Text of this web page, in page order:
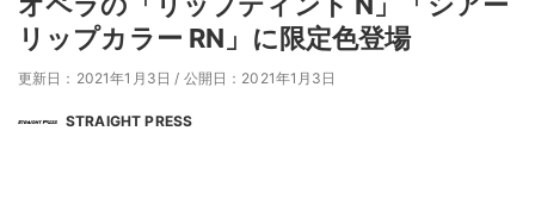
リップカラー RN」に限定色登場
更新日：2021年1月3日 / 公開日：2021年1月3日
STRAIGHT PRESS